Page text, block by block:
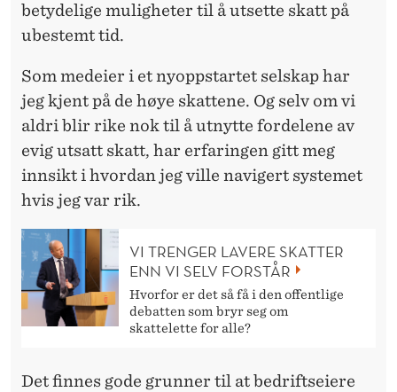
betydelige muligheter til å utsette skatt på
ubestemt tid.
Som medeier i et nyoppstartet selskap har
jeg kjent på de høye skattene. Og selv om vi
aldri blir rike nok til å utnytte fordelene av
evig utsatt skatt, har erfaringen gitt meg
innsikt i hvordan jeg ville navigert systemet
hvis jeg var rik.
VI TRENGER LAVERE SKATTER
ENN VI SELV FORSTÅR
Hvorfor er det så få i den offentlige
debatten som bryr seg om
skattelette for alle?
Det finnes gode grunner til at bedriftseiere